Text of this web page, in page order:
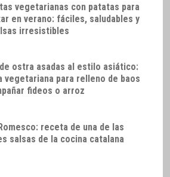
vegetarianas con patatas para
en verano: fáciles, saludables y
irresistibles
ostra asadas al estilo asiático:
vegetariana para relleno de baos
fideos o arroz
receta de una de las
salsas de la cocina catalana